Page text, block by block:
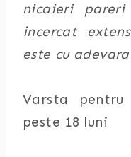
nicaieri
incercat
este cu
Varsta
peste 18 luni